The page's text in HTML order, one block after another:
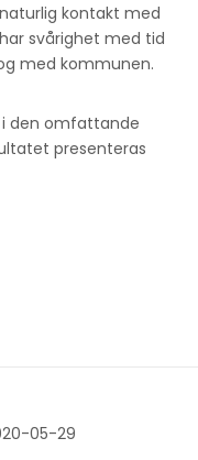
kontakt med
svårighet med tid
med kommunen.
i den omfattande
presenteras
05-29